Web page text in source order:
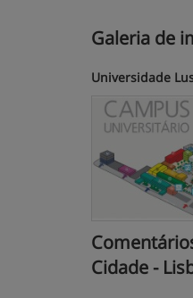
Galeria de
Universidade
Cidade -